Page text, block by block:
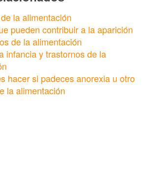
la alimentación
pueden contribuir a la aparición
de la alimentación
infancia y trastornos de la
hacer si padeces anorexia u otro
la alimentación